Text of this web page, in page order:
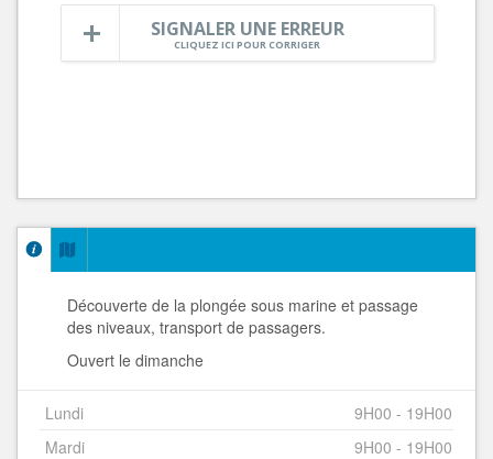
SIGNALER UNE ERREUR
CLIQUEZ ICI POUR CORRIGER
Découverte de la plongée sous marine et passage
des niveaux, transport de passagers.
Ouvert le dimanche
Lundi
9H00 - 19H00
Mardi
9H00 - 19H00